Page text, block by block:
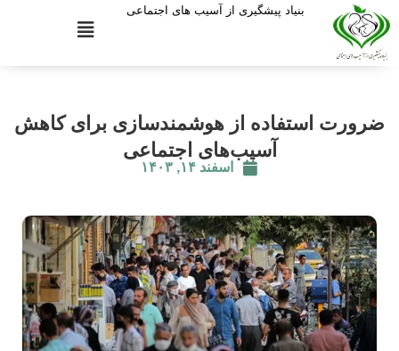
بنیاد پیشگیری از آسیب های اجتماعی
ضرورت استفاده از هوشمندسازی برای کاهش
آسیب‌های اجتماعی
اسفند ۱۴, ۱۴۰۳